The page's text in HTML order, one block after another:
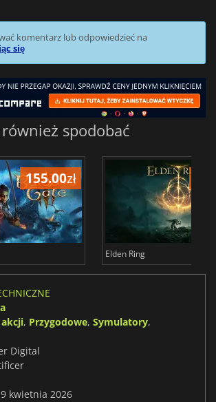
komentarz lub odpowiedzieć na
się
spodobać
155.00zł
Elden Ring
, Przygodowe, Symulatory,
Digital
kwietnia 2026